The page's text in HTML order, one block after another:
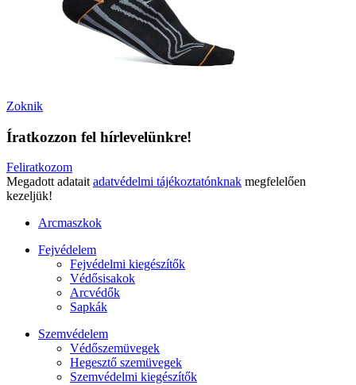
Zoknik
Íratkozzon fel hírlevelünkre!
Feliratkozom
Megadott adatait adatvédelmi tájékoztatónknak megfelelően
kezeljük!
Arcmaszkok
Fejvédelem
Fejvédelmi kiegészítők
Védősisakok
Arcvédők
Sapkák
Szemvédelem
Védőszemüvegek
Hegesztő szemüvegek
Szemvédelmi kiegészítők